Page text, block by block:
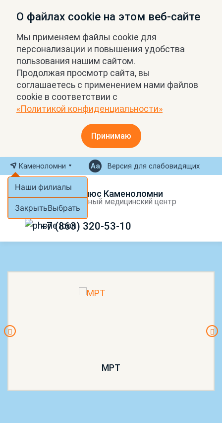
О файлах cookie на этом веб-сайте
Мы применяем файлы cookie для
персонализации и повышения удобства
пользования нашим сайтом.
Продолжая просмотр сайта, вы
соглашаетесь с применением нами файлов
cookie в соответствии с
«Политикой конфиденциальности»
Принимаю
Каменоломни
Наши филиалы
ЗакрытьВыбрать
Версия для слабовидящих
МРТ Плюс Каменоломни
Экспертный медицинский центр
+7 (863) 320-53-10
МРТ